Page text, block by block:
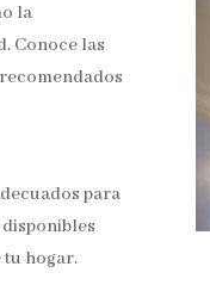
la
Conoce las
para
tu hogar.